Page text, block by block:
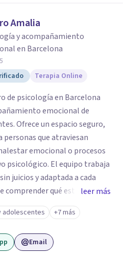
y te ofreceremos
se ajustan a tus
Amalia
y acompañamiento
en Barcelona
Terapia Online
de psicología en Barcelona
emocional de
Ofrece un espacio seguro,
que atraviesan
emocional o procesos
El equipo trabaja
juicios y adaptada a cada
qué está
para avanzar con
La intervención se realiza en
cuidando el ritmo y
En Centro
leer más
adolescentes +7 más
Email